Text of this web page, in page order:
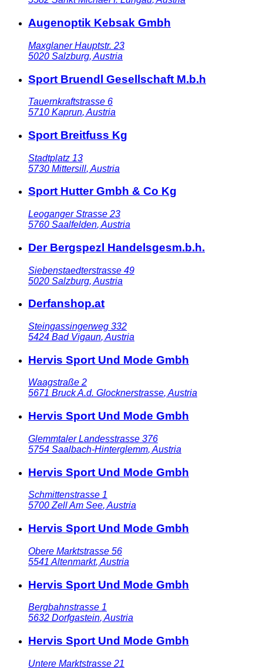
Augenoptik Kebsak Gmbh
Maxglaner Hauptstr. 23
5020 Salzburg, Austria
Sport Bruendl Gesellschaft M.b.h
Tauernkraftstrasse 6
5710 Kaprun, Austria
Sport Breitfuss Kg
Stadtplatz 13
5730 Mittersill, Austria
Sport Hutter Gmbh & Co Kg
Leoganger Strasse 23
5760 Saalfelden, Austria
Der Bergspezl Handelsgesm.b.h.
Siebenstaedterstrasse 49
5020 Salzburg, Austria
Derfanshop.at
Steingassingerweg 332
5424 Bad Vigaun, Austria
Hervis Sport Und Mode Gmbh
Waagstraße 2
5671 Bruck A.d. Glocknerstrasse,Austria
Hervis Sport Und Mode Gmbh
Glemmtaler Landesstrasse 376
5754 Saalbach-Hinterglemm, Austria
Hervis Sport Und Mode Gmbh
Schmittenstrasse 1
5700 Zell Am See, Austria
Hervis Sport Und Mode Gmbh
Obere Marktstrasse 56
5541 Altenmarkt, Austria
Hervis Sport Und Mode Gmbh
Bergbahnstrasse 1
5632 Dorfgastein, Austria
Hervis Sport Und Mode Gmbh
Untere Marktstrasse 21